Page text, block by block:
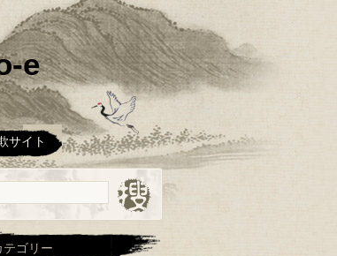
e
サイト
テゴリー